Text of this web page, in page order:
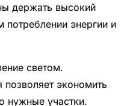
держать высокий
потреблении энергии и
светом.
экономить
нужные участки.